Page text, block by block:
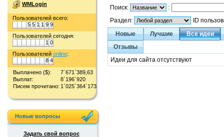
WMLogin
Пользователей всего:
5 5 1 1 9 9
Пользователей сегодня:
1 0
Пользователей online:
8 4
Выплачено ($):
7`671`389,63
Выплат:
8`196`920
Писем прочитано: 1`025`364`173
Новые вопросы
Задать свой вопрос
Поиск:
:
Раздел:
ID
Новые
Лучшие
Все идеи
Отзывы
Идеи для сайта отсутствуют